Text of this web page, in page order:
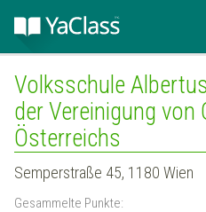
Volksschule
der Vereinigung von
Österreichs
Semperstraße 45, 1180 Wien
Gesammelte Punkte: